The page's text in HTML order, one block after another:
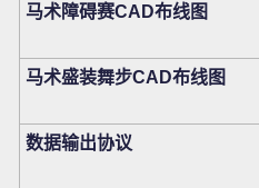
马术障碍赛CAD布线图
马术盛装舞步CAD布线图
数据输出协议